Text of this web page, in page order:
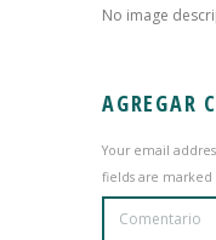
No image
AGREGAR
Your email
fields are marked